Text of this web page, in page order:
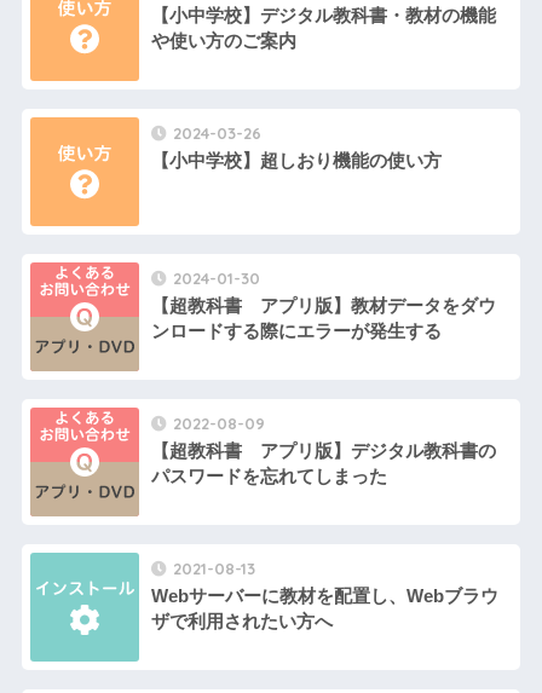
【小中学校】デジタル教科書・教材の機能
や使い方のご案内
2024-03-26
【小中学校】超しおり機能の使い方
2024-01-30
【超教科書 アプリ版】教材データをダウ
ンロードする際にエラーが発生する
2022-08-09
【超教科書 アプリ版】デジタル教科書の
パスワードを忘れてしまった
2021-08-13
Webサーバーに教材を配置し、Webブラウ
ザで利用されたい方へ